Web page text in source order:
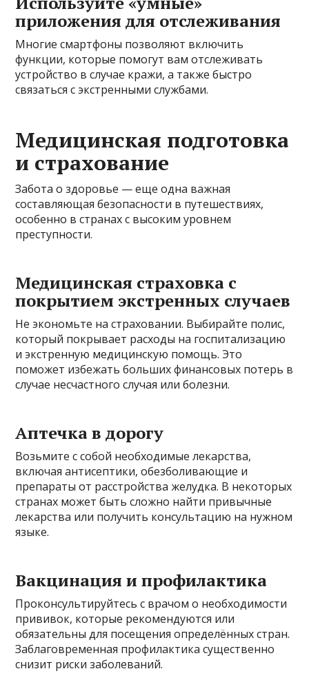
приложения для отслеживания
Многие смартфоны позволяют включить
функции, которые помогут вам отслеживать
устройство в случае кражи, а также быстро
связаться с экстренными службами.
Медицинская подготовка
и страхование
Забота о здоровье — еще одна важная
составляющая безопасности в путешествиях,
особенно в странах с высоким уровнем
преступности.
Медицинская страховка с
покрытием экстренных случаев
Не экономьте на страховании. Выбирайте полис,
который покрывает расходы на госпитализацию
и экстренную медицинскую помощь. Это
поможет избежать больших финансовых потерь в
случае несчастного случая или болезни.
Аптечка в дорогу
Возьмите с собой необходимые лекарства,
включая антисептики, обезболивающие и
препараты от расстройства желудка. В некоторых
странах может быть сложно найти привычные
лекарства или получить консультацию на нужном
языке.
Вакцинация и профилактика
Проконсультируйтесь с врачом о необходимости
прививок, которые рекомендуются или
обязательны для посещения определённых стран.
Заблаговременная профилактика существенно
снизит риски заболеваний.